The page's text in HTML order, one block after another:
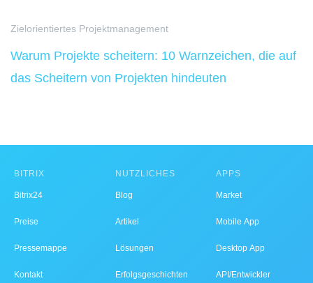
Zielorientiertes Projektmanagement
Warum Projekte scheitern: 10 Warnzeichen, die auf
das Scheitern von Projekten hindeuten
BITRIX
Bitrix24
Preise
Pressemappe
Kontakt
NÜTZLICHES
Blog
Artikel
Lösungen
Erfolgsgeschichten
APPS
Market
Mobile App
Desktop App
API/Entwickler